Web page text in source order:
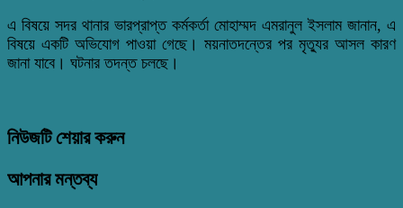
এ বিষয়ে সদর থানার ভারপ্রাপ্ত কর্মকর্তা মোহাম্মদ এমরানুল ইসলাম জানান, এ
বিষয়ে একটি অভিযোগ পাওয়া গেছে। ময়নাতদন্তের পর মৃত্যুর আসল কারণ
জানা যাবে। ঘটনার তদন্ত চলছে।
নিউজটি শেয়ার করুন
আপনার মন্তব্য